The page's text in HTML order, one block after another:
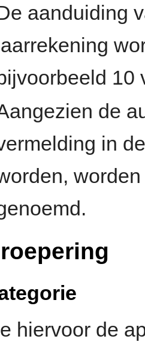
aanduiding
10
de
in
hiervoor de